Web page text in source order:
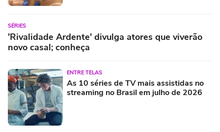
SÉRIES
'Rivalidade Ardente' divulga atores que viverão
novo casal; conheça
ENTRE TELAS
As 10 séries de TV mais assistidas no
streaming no Brasil em julho de 2026